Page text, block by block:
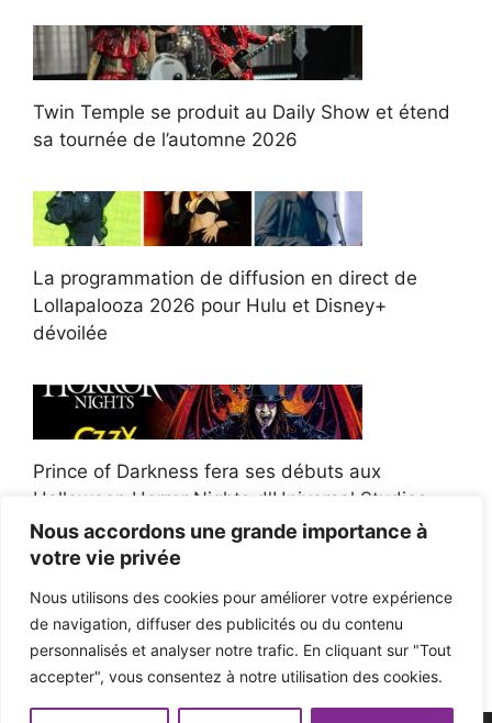
Nous accordons une grande importance à
votre vie privée
Nous utilisons des cookies pour améliorer votre expérience
de navigation, diffuser des publicités ou du contenu
personnalisés et analyser notre trafic. En cliquant sur "Tout
accepter", vous consentez à notre utilisation des cookies.
Twin Temple se produit au Daily Show et étend
sa tournée de l’automne 2026
La programmation de diffusion en direct de
Lollapalooza 2026 pour Hulu et Disney+
dévoilée
Prince of Darkness fera ses débuts aux
Halloween Horror Nights d'Universal Studios
Afroman poursuit un policier de l'Ohio après la
victoire du jury en diffamation